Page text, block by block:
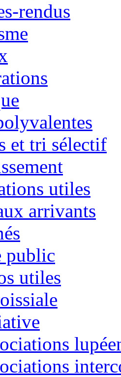
rendus
et tri sélectif
utiles
arrivants
public
utiles